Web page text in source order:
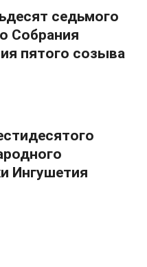
седьмого
Собрания
пятого созыва
Ингушетия